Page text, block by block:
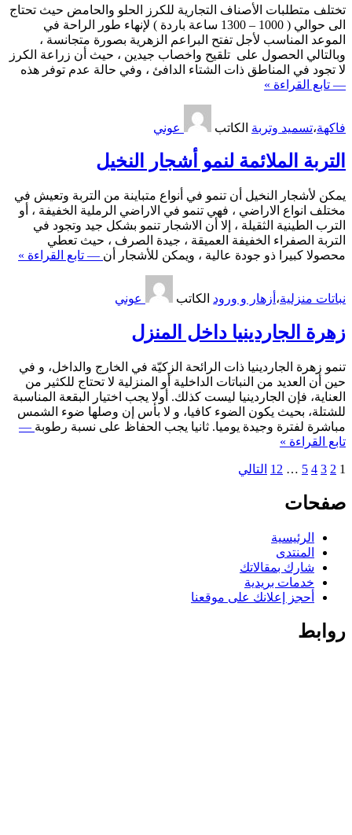
تختلف متطلبات الأصناف التجارية للكرز الحلو والحامض حيث تحتاج
الى حوالي ( 1000 – 1300 ساعة باردة ) لإنهاء طور الراحة في
الموعد المناسب لأجل تفتح البراعم الزهرية بصورة متجانسة ،
وبالتالي الحصول على تلقيح واخصاب جيدين ، حيث أن زراعة الكرز
لا تجود في المناطق ذات الشتاء الدافئ ، وفي حالة عدم توفر هذه
— تابع القراءة »
فاكهة،تسميد وتربة الكاتب عوني
التربة الملائمة لنمو أشجار النخيل
يمكن لأشجار النخيل أن تنمو في أنواع متباينة من التربة وتعيش في
مختلف انواع الاراضي ، فهي تنمو في الاراضي الرملية الخفيفة ، أو
الترب الطينية الثقيلة ، إلا أن الاشجار تنمو بشكل جيد وتجود في
التربة الصفراء الخفيفة العميقة ، جيدة الصرف ، حيث تعطي
محصولا كبيرا ذو جودة عالية ، ويمكن للأشجار أن — تابع القراءة »
نباتات منزلية، أزهار و ورود الكاتب عوني
زهرة الجاردينيا داخل المنزل
تنمو زهرة الجاردينيا ذات الرائحة الزكيّة في الخارج والداخل، و في
حين أن العديد من النباتات الداخلية أو المنزلية لا تحتاج للكثير من
العناية، فإن الجاردينيا ليست كذلك. أولا يجب اختيار البقعة المناسبة
للشتلة، بحيث يكون الضوء كافيا، و لا بأس إن وصلها ضوء الشمس
مباشرة لفترة وجيدة يوميا. ثانيا يجب الحفاظ على نسبة رطوبة —
تابع القراءة »
تعدد
صفحات
المقالات
1
2
3
4
5
…
12 التالي
صفحات
الرئيسية
المنتدى
شارك بمقالاتك
خدمات بريدية
أحجز إعلانك على موقعنا
روابط